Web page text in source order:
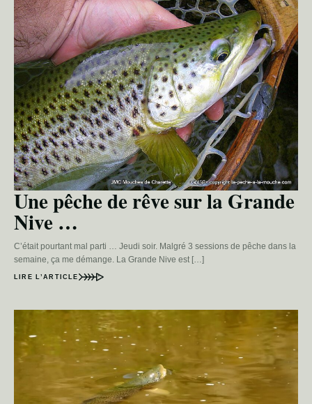
Une pêche de rêve sur la Grande
Nive …
C’était pourtant mal parti … Jeudi soir. Malgré 3 sessions de pêche dans la
semaine, ça me démange. La Grande Nive est […]
LIRE L’ARTICLE